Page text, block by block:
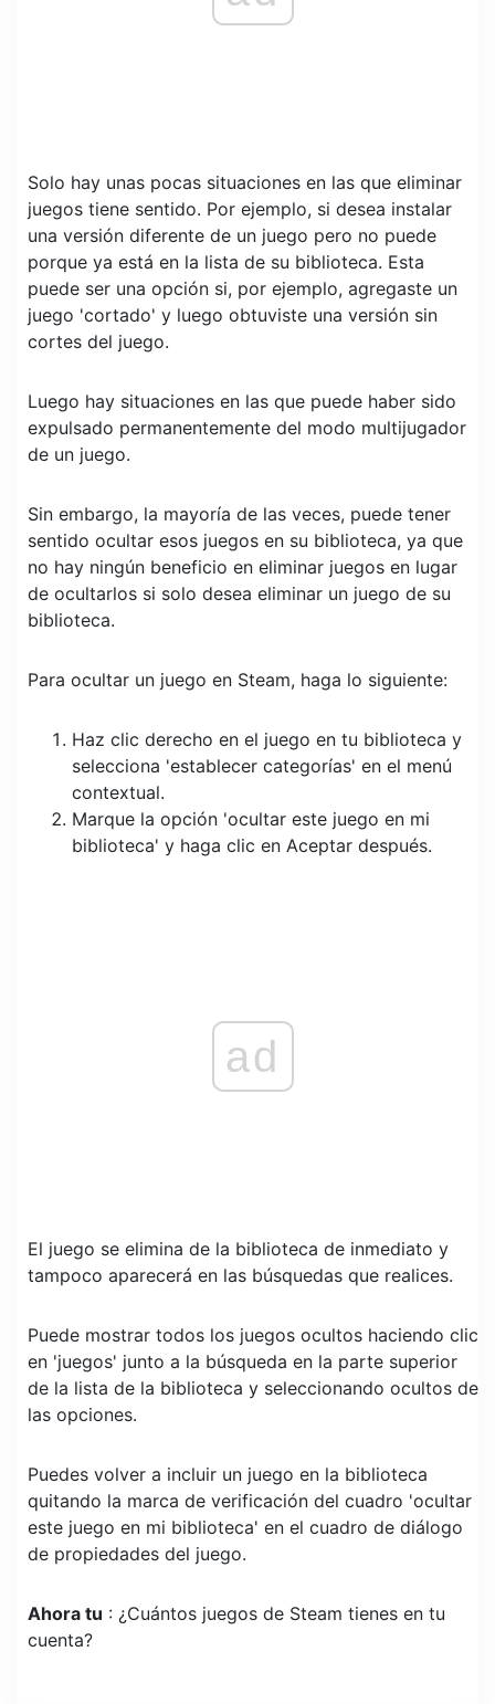
Solo hay unas pocas situaciones en las que eliminar
juegos tiene sentido. Por ejemplo, si desea instalar
una versión diferente de un juego pero no puede
porque ya está en la lista de su biblioteca. Esta
puede ser una opción si, por ejemplo, agregaste un
juego 'cortado' y luego obtuviste una versión sin
cortes del juego.
Luego hay situaciones en las que puede haber sido
expulsado permanentemente del modo multijugador
de un juego.
Sin embargo, la mayoría de las veces, puede tener
sentido ocultar esos juegos en su biblioteca, ya que
no hay ningún beneficio en eliminar juegos en lugar
de ocultarlos si solo desea eliminar un juego de su
biblioteca.
Para ocultar un juego en Steam, haga lo siguiente:
Haz clic derecho en el juego en tu biblioteca y
selecciona 'establecer categorías' en el menú
contextual.
Marque la opción 'ocultar este juego en mi
biblioteca' y haga clic en Aceptar después.
ad
El juego se elimina de la biblioteca de inmediato y
tampoco aparecerá en las búsquedas que realices.
Puede mostrar todos los juegos ocultos haciendo clic
en 'juegos' junto a la búsqueda en la parte superior
de la lista de la biblioteca y seleccionando ocultos de
las opciones.
Puedes volver a incluir un juego en la biblioteca
quitando la marca de verificación del cuadro 'ocultar
este juego en mi biblioteca' en el cuadro de diálogo
de propiedades del juego.
Ahora tu : ¿Cuántos juegos de Steam tienes en tu
cuenta?